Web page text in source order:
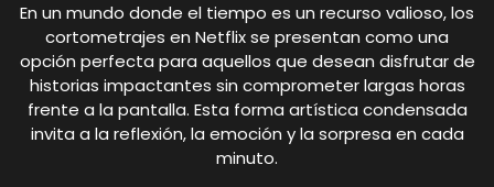
En un mundo donde el tiempo es un recurso valioso, los
cortometrajes en Netflix se presentan como una
opción perfecta para aquellos que desean disfrutar de
historias impactantes sin comprometer largas horas
frente a la pantalla. Esta forma artística condensada
invita a la reflexión, la emoción y la sorpresa en cada
minuto.